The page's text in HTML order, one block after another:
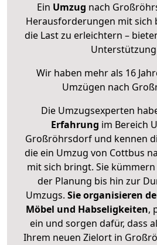
Ein Umzug nach
Herausforderungen mit sich
die Last zu erleichtern –
Wir haben mehr als 16
Umzügen nach
Die Umzugsexperten
Erfahrung im Bereich
Großröhrsdorf und kennen
die ein Umzug von Cottbus
mit sich bringt. Sie
der Planung bis hin zur
Umzugs. Sie organisieren
Möbel und Habseligkeiten,
ein und sorgen dafür, dass
Ihrem neuen Zielort in